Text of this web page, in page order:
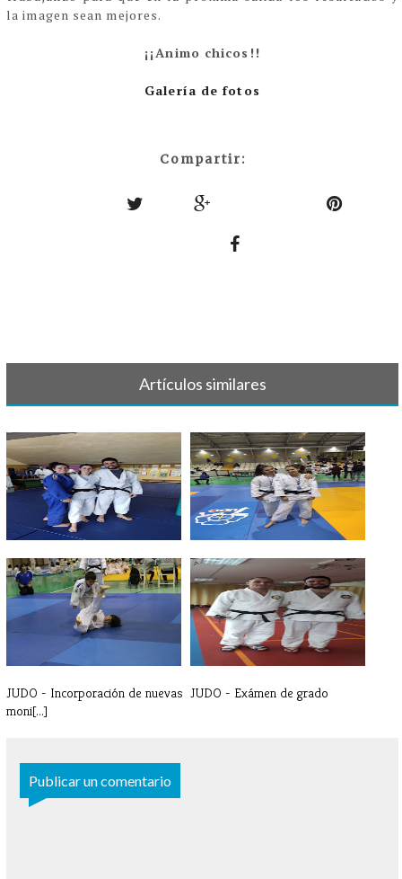
la imagen sean mejores.
¡¡Animo chicos!!
Galería de fotos
Compartir:
Artículos similares
JUDO - Entrenamiento Selección
Astu[...]
JUDO - Cto. de Asturias Senior
JUDO - Incorporación de nuevas
moni[...]
JUDO - Exámen de grado
Publicar un comentario